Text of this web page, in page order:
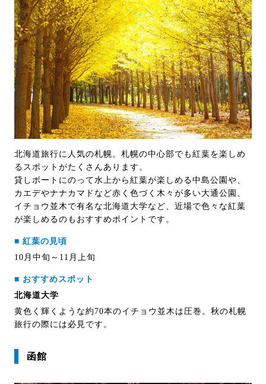
北海道旅行に人気の札幌。札幌の中心部でも紅葉を楽しめ
るスポットがたくさんあります。
貸しボートにのって水上から紅葉が楽しめる中島公園や、
カエデやナナカマドなど赤く色づく木々が多い大通公園、
イチョウ並木で有名な北海道大学など、近場で色々な紅葉
が楽しめるのもおすすめポイントです。
■ 紅葉の見頃
10月中旬～11月上旬
■ おすすめスポット
北海道大学
黄色く輝くような約70本のイチョウ並木は圧巻。秋の札幌
旅行の際には必見です。
函館